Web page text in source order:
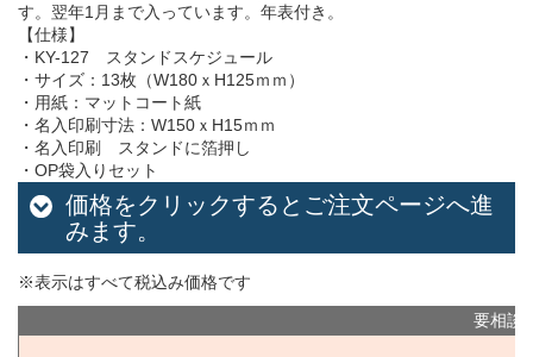
す。翌年1月まで入っています。年表付き。
【仕様】
・KY-127 スタンドスケジュール
・サイズ：13枚（W180ｘH125ｍｍ）
・用紙：マットコート紙
・名入印刷寸法：W150ｘH15ｍｍ
・名入印刷 スタンドに箔押し
・OP袋入りセット
価格をクリックするとご注文ページへ進
みます。
※表示はすべて税込み価格です
要相談